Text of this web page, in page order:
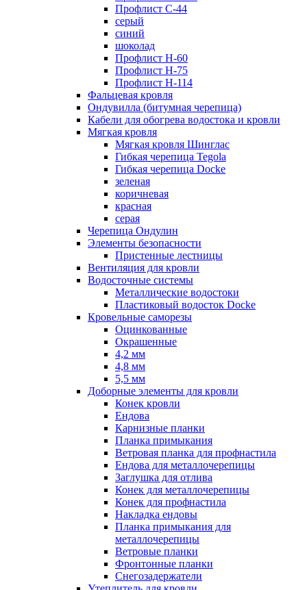
Профлист С-44
серый
синий
шоколад
Профлист Н-60
Профлист Н-75
Профлист H-114
Фальцевая кровля
Ондувилла (битумная черепица)
Кабели для обогрева водостока и кровли
Мягкая кровля
Мягкая кровля Шинглас
Гибкая черепица Tegola
Гибкая черепица Docke
зеленая
коричневая
красная
серая
Черепица Ондулин
Элементы безопасности
Пристенные лестницы
Вентиляция для кровли
Водосточные системы
Металлические водостоки
Пластиковый водосток Docke
Кровельные саморезы
Оцинкованные
Окрашенные
4,2 мм
4,8 мм
5,5 мм
Доборные элементы для кровли
Конек кровли
Ендова
Карнизные планки
Планка примыкания
Ветровая планка для профнастила
Ендова для металлочерепицы
Заглушка для отлива
Конек для металлочерепицы
Конек для профнастила
Накладка ендовы
Планка примыкания для
металлочерепицы
Ветровые планки
Фронтонные планки
Снегозадержатели